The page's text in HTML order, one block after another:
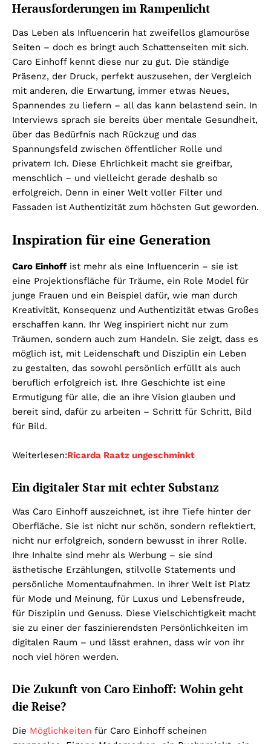
Herausforderungen im Rampenlicht
Das Leben als Influencerin hat zweifellos glamouröse
Seiten – doch es bringt auch Schattenseiten mit sich.
Caro Einhoff kennt diese nur zu gut. Die ständige
Präsenz, der Druck, perfekt auszusehen, der Vergleich
mit anderen, die Erwartung, immer etwas Neues,
Spannendes zu liefern – all das kann belastend sein. In
Interviews sprach sie bereits über mentale Gesundheit,
über das Bedürfnis nach Rückzug und das
Spannungsfeld zwischen öffentlicher Rolle und
privatem Ich. Diese Ehrlichkeit macht sie greifbar,
menschlich – und vielleicht gerade deshalb so
erfolgreich. Denn in einer Welt voller Filter und
Fassaden ist Authentizität zum höchsten Gut geworden.
Inspiration für eine Generation
Caro Einhoffist mehr als eine Influencerin – sie ist
eine Projektionsfläche für Träume, ein Role Model für
junge Frauen und ein Beispiel dafür, wie man durch
Kreativität, Konsequenz und Authentizität etwas Großes
erschaffen kann. Ihr Weg inspiriert nicht nur zum
Träumen, sondern auch zum Handeln. Sie zeigt, dass es
möglich ist, mit Leidenschaft und Disziplin ein Leben
zu gestalten, das sowohl persönlich erfüllt als auch
beruflich erfolgreich ist. Ihre Geschichte ist eine
Ermutigung für alle, die an ihre Vision glauben und
bereit sind, dafür zu arbeiten – Schritt für Schritt, Bild
für Bild.
Weiterlesen:Ricarda Raatz ungeschminkt
Ein digitaler Star mit echter Substanz
Was Caro Einhoff auszeichnet, ist ihre Tiefe hinter der
Oberfläche. Sie ist nicht nur schön, sondern reflektiert,
nicht nur erfolgreich, sondern bewusst in ihrer Rolle.
Ihre Inhalte sind mehr als Werbung – sie sind
ästhetische Erzählungen, stilvolle Statements und
persönliche Momentaufnahmen. In ihrer Welt ist Platz
für Mode und Meinung, für Luxus und Lebensfreude,
für Disziplin und Genuss. Diese Vielschichtigkeit macht
sie zu einer der faszinierendsten Persönlichkeiten im
digitalen Raum – und lässt erahnen, dass wir von ihr
noch viel hören werden.
Die Zukunft von Caro Einhoff: Wohin geht
die Reise?
Die Möglichkeiten für Caro Einhoff scheinen